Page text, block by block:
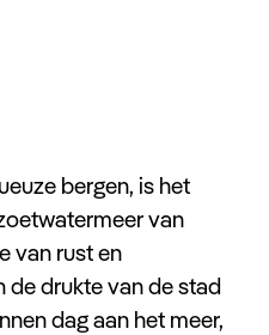
bergen, is het
van
van rust en
de drukte van de stad
dag aan het meer,